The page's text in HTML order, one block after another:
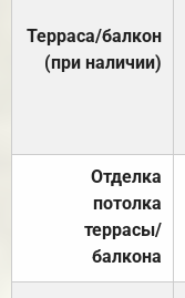
Терраса/балкон
(при наличии)
Отделка
потолка
террасы/
балкона